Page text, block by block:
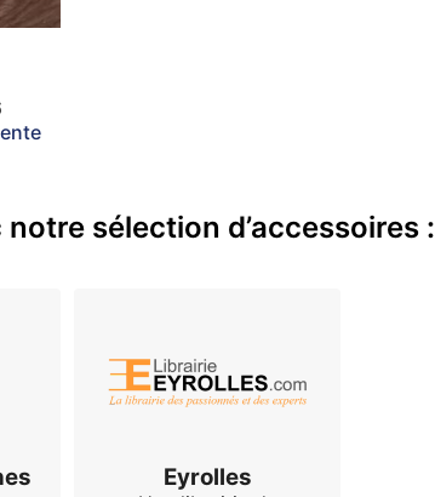
sélection d’accessoires :
Eyrolles